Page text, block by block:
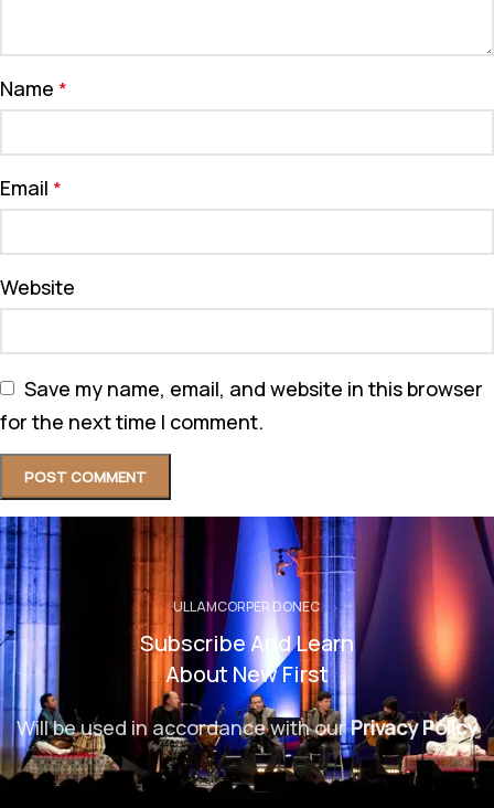
Name *
Email *
Website
Save my name, email, and website in this browser
for the next time I comment.
ULLAMCORPER DONEC
Subscribe And Learn
About New First
Will be used in accordance with ourPrivacy Policy